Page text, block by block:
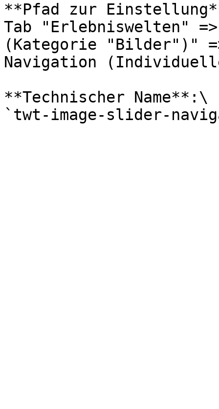
**Pfad zur
Tab "Erlebniswelten"
(Kategorie "Bilder")"
Navigation
**Technischer Name**:\